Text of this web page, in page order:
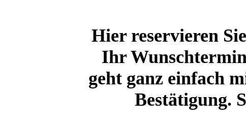
Hier reservieren
Ihr
geht ganz einfach
Bestätigung.